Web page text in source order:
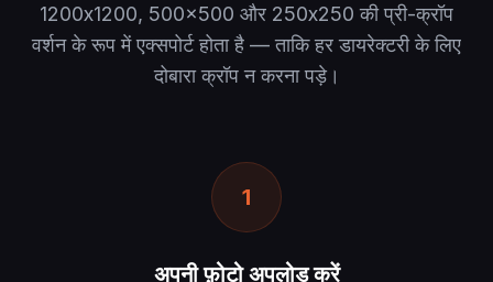
1200x1200, 500x500 और 250x250 की प्री-क्रॉप
वर्शन के रूप में एक्सपोर्ट होता है — ताकि हर डायरेक्टरी के लिए
दोबारा क्रॉप न करना पड़े।
1
अपनी फ़ोटो अपलोड करें